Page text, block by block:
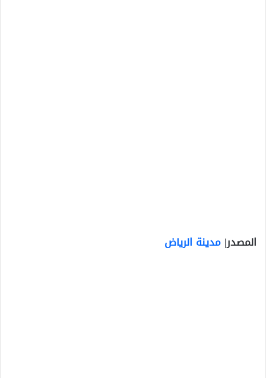
المصدر| مدينة الرياض